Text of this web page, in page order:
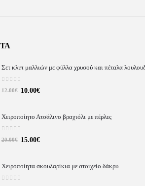
Σετ κλιπ μαλλιών με φύλλα χρυσού και πέταλα
0 out of 5
12.00€ 10.00€
Χειροποίητο Ατσάλινο βραχιόλι με πέρλες
0 out of 5
20.00€ 15.00€
Χειροποίητα σκουλαρίκια με στοιχείο δάκρυ